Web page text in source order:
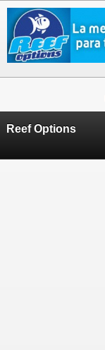
Reef Options